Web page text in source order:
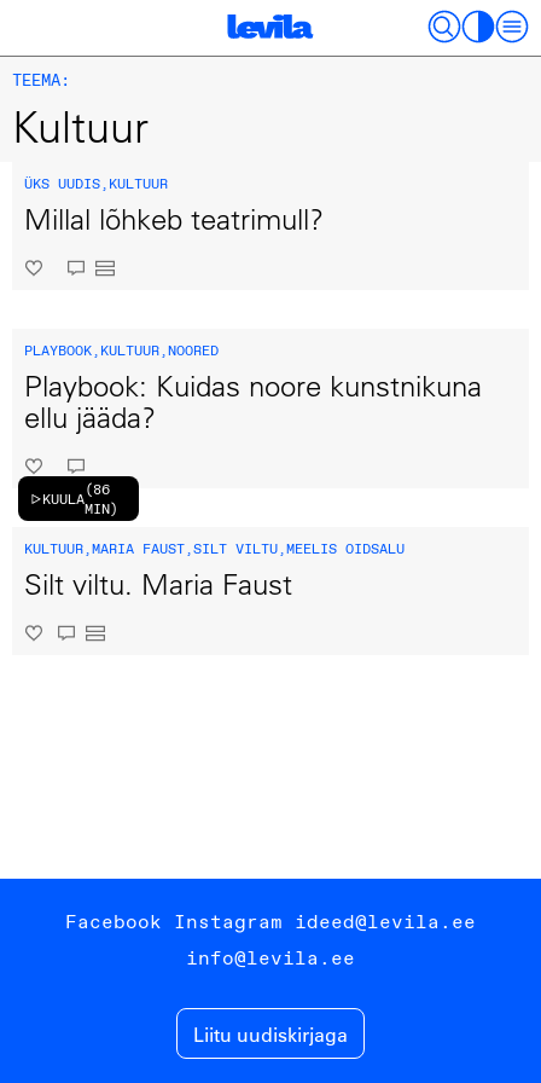
TEEMA:
Kultuur
ÜKS UUDIS,KULTUUR
Millal lõhkeb teatrimull?
PLAYBOOK,KULTUUR,NOORED
Playbook: Kuidas noore kunstnikuna
ellu jääda?
KUULA(86
MIN)
KULTUUR,MARIA FAUST,SILT VILTU,MEELIS OIDSALU
Silt viltu. Maria Faust
Facebook Instagram ideed@levila.ee
info@levila.ee
Liitu uudiskirjaga